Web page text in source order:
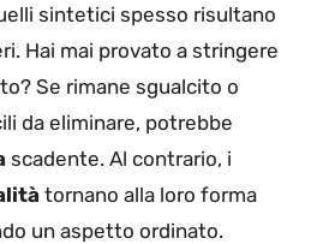
sintetici spesso risultano
Hai mai provato a stringere
Se rimane sgualcito o
da eliminare, potrebbe
scadente. Al contrario, i
tornano alla loro forma
un aspetto ordinato.